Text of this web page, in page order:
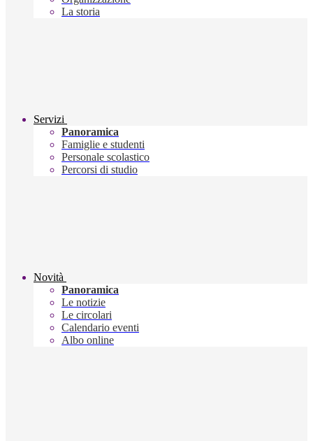
La storia
Servizi
Panoramica
Famiglie e studenti
Personale scolastico
Percorsi di studio
Novità
Panoramica
Le notizie
Le circolari
Calendario eventi
Albo online